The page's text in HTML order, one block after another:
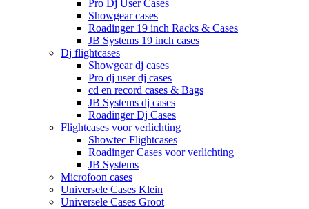
Pro Dj User Cases
Showgear cases
Roadinger 19 inch Racks & Cases
JB Systems 19 inch cases
Dj flightcases
Showgear dj cases
Pro dj user dj cases
cd en record cases & Bags
JB Systems dj cases
Roadinger Dj Cases
Flightcases voor verlichting
Showtec Flightcases
Roadinger Cases voor verlichting
JB Systems
Microfoon cases
Universele Cases Klein
Universele Cases Groot